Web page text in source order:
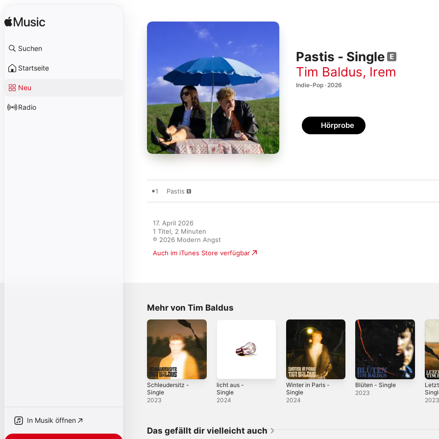
Suchen
Startseite
Neu
Radio
In Musik öffnen
Pastis - Single
Tim Baldus, Irem
Indie-Pop · 2026
Hörprobe
1 Pastis
17. April 2026
1 Titel, 2 Minuten
℗ 2026 Modern Angst
Auch im iTunes Store verfügbar
Mehr von Tim Baldus
Schleudersitz -
Single
2023
licht aus -
Single
2024
Winter in Paris -
Single
2024
Blüten - Single
2023
Das gefällt dir vielleicht auch